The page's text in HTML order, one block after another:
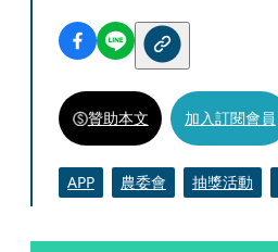
贊助本文 加入訂閱會員
APP 農委會 抽獎活動